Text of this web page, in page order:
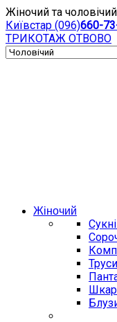
Жіночий та
Київстар (096)660-
ТРИКОТАЖ ОТВОВО
Жіночий
Труси